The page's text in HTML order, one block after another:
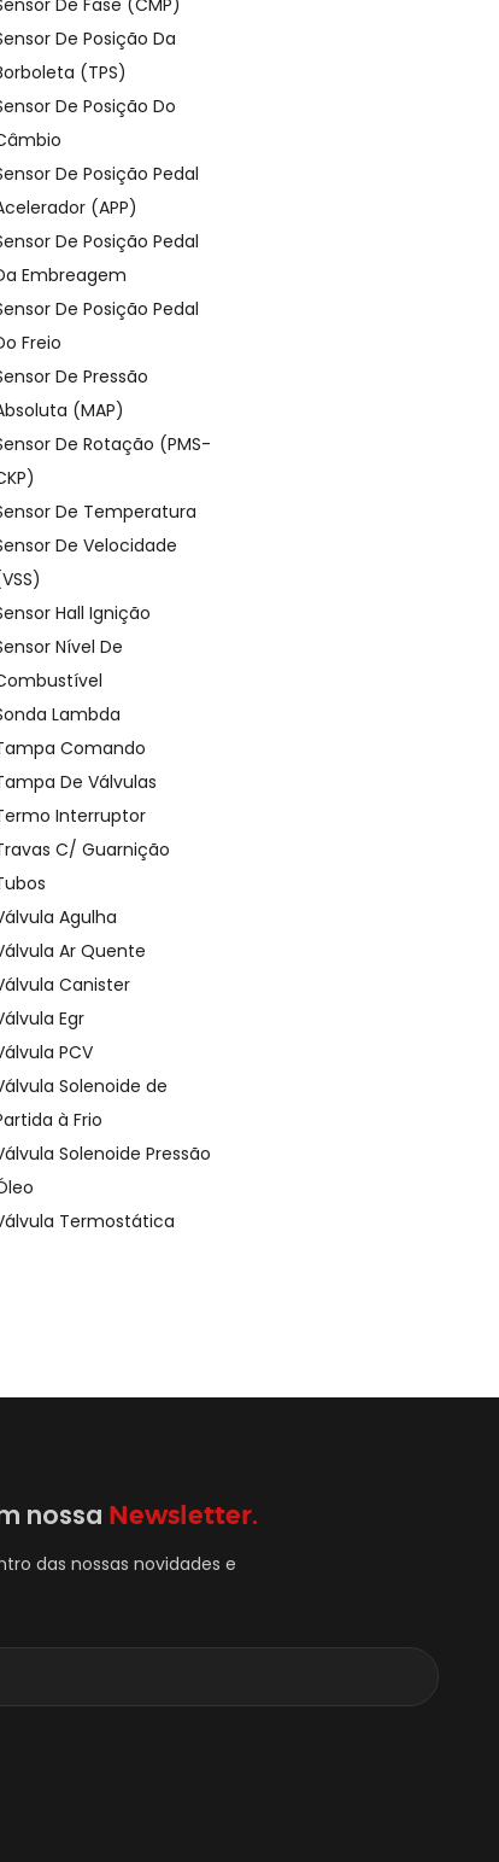
De Fase (CMP)
De Posição Da
(TPS)
De Posição Do
De Posição Pedal
(APP)
De Posição Pedal
Embreagem
De Posição Pedal
Freio
De Pressão
(MAP)
De Rotação (PMS-
De Temperatura
De Velocidade
Hall Ignição
Nível De
Lambda
Comando
De Válvulas
Interruptor
C/ Guarnição
Agulha
Ar Quente
Canister
Egr
PCV
Solenoide de
à Frio
Solenoide Pressão
Termostática
nossa Newsletter.
das nossas novidades e